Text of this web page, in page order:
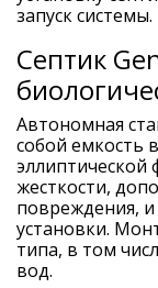
запуск системы.
Септик
Автономная
собой емкость
эллиптической
жесткости,
повреждения,
установки.
типа, в том
вод.